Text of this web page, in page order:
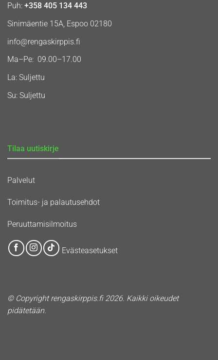
Puh: +358 405 134 443
Sinimäentie 15A, Espoo 02180
info@rengaskirppis.fi
Ma–Pe: 09.00–17.00
La: Suljettu
Su: Suljettu
Tilaa uutiskirje
Palvelut
Toimitus- ja palautusehdot
Peruuttamisilmoitus
Evästeasetukset
© Copyright rengaskirppis.fi 2026. Kaikki oikeudet
pidätetään.